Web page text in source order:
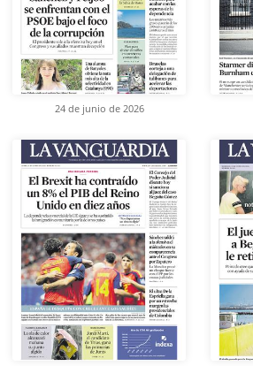
24 de junio de 2026